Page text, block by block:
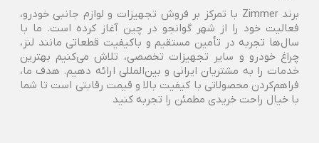
برند Zimmer با تمرکز بر فروش تجهیزات و لوازم جانبی خودرو،
فعالیت خود را از شهر گوانجو در چین آغاز کرده است. ما با
سال‌ها تجربه در تأمین مستقیم و باکیفیت قطعاتی مانند لنز،
چراغ خودرو و سایر تجهیزات تخصصی، تلاش می‌کنیم بهترین
خدمات را به مشتریان ایرانی و بین‌المللی ارائه دهیم. هدف ما،
فراهم‌کردن محصولاتی با کیفیت بالا و قیمت رقابتی است تا شما
با خیال راحت خریدی مطمئن را تجربه کنید